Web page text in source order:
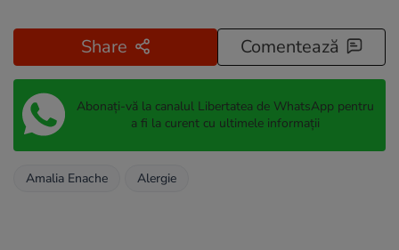
Share Comentează
Abonați-vă la canalul Libertatea de WhatsApp pentru
a fi la curent cu ultimele informații
Amalia Enache Alergie